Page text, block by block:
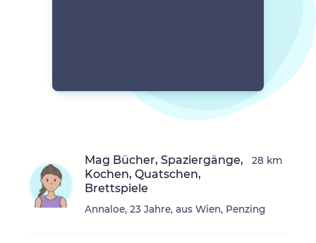
Mag Bücher, Spaziergänge,
Kochen, Quatschen,
Brettspiele
Annaloe, 23 Jahre, aus Wien, Penzing
28 km